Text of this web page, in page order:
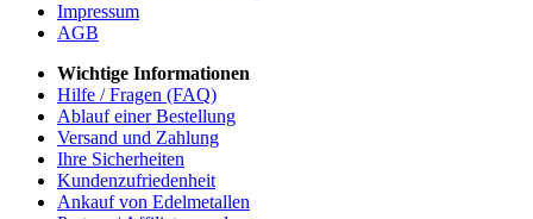
Impressum
AGB
Wichtige Informationen
Hilfe / Fragen (FAQ)
Ablauf einer Bestellung
Versand und Zahlung
Ihre Sicherheiten
Kundenzufriedenheit
Ankauf von Edelmetallen